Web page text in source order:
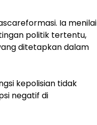
Ia menilai
politik tertentu,
ditetapkan dalam
kepolisian tidak
negatif di